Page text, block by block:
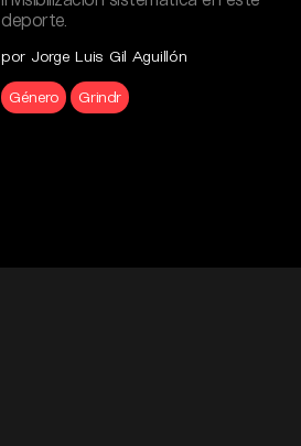
deporte.
por Jorge Luis Gil Aguillón
Género Grindr